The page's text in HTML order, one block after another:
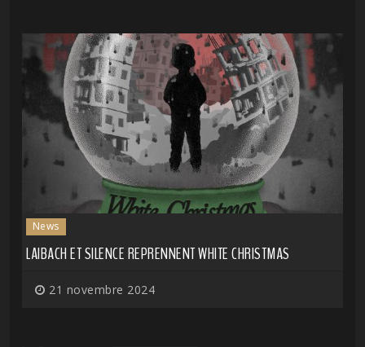
News
LAIBACH ET SILENCE REPRENNENT WHITE CHRISTMAS
21 novembre 2024